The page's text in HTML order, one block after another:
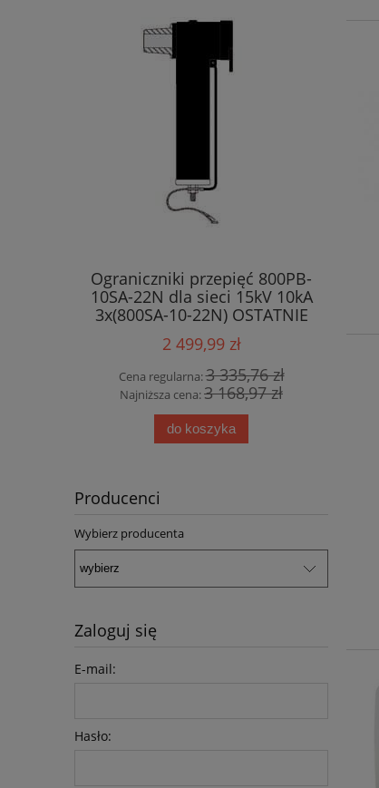
Ograniczniki przepięć 800PB-
10SA-22N dla sieci 15kV 10kA
3x(800SA-10-22N) OSTATNIE
SZTUKI !!!
2 499,99 zł
Cena regularna:3 335,76 zł
Najniższa cena:3 168,97 zł
do koszyka
Producenci
Wybierz producenta
Zaloguj się
E-mail:
Hasło: